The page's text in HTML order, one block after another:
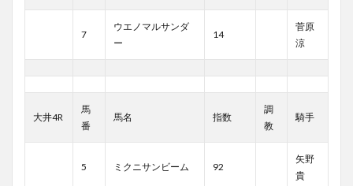
7
ウエノマルサンダ
ー
14
菅原
涼
大井4R
馬
番
馬名 指数
調
教
騎手
5 ミクニサンビーム 92
矢野
貴